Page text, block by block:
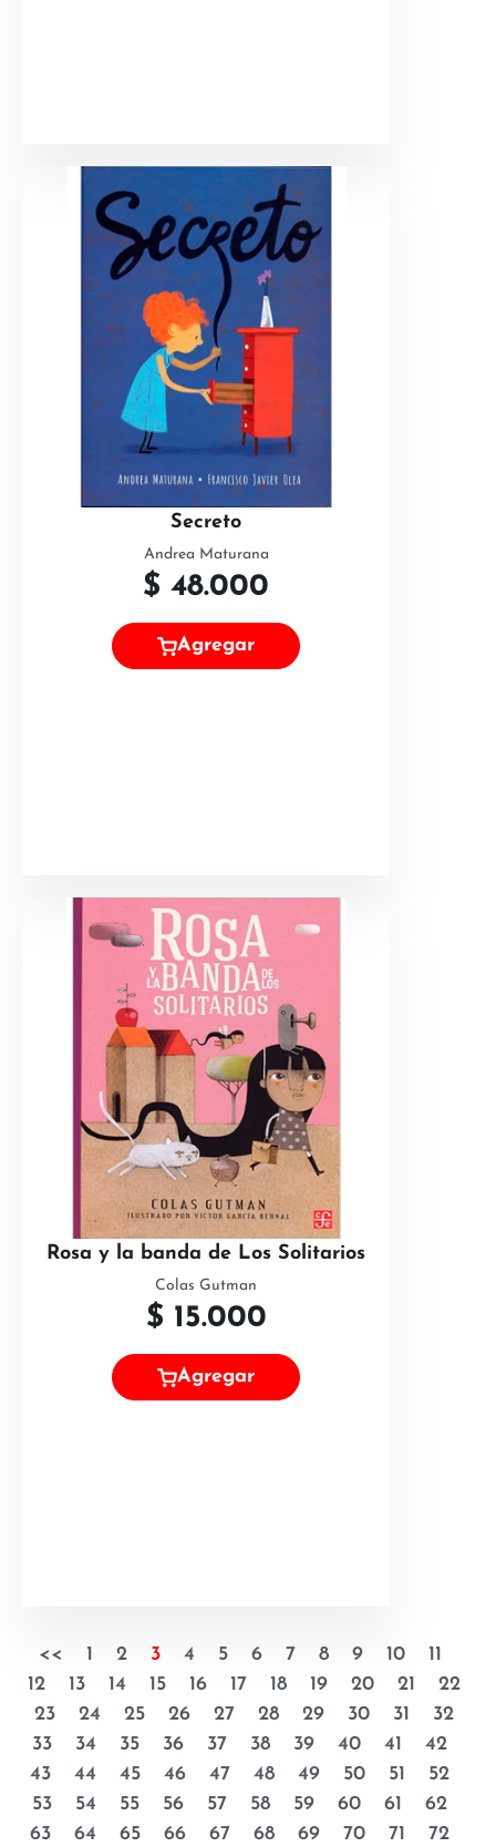
Secreto
Andrea Maturana
$ 48.000
Agregar
Rosa y la banda de Los Solitarios
Colas Gutman
$ 15.000
Agregar
<< 1 2 3 4 5 6 7 8 9 10
11
12
13 14 15 16 17 18 19 20 21
22
23
24 25 26 27 28 29 30 31
32
33
34 35 36 37 38 39 40 41
42
43
44 45 46 47 48 49 50 51
52
53
54 55 56 57 58 59 60 61
62
63
64 65 66 67 68 69 70 71
72